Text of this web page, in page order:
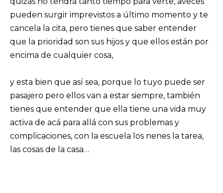
pueden surgir imprevistos a último momento y te
cancela la cita, pero tienes que saber entender
que la prioridad son sus hijos y que ellos están por
encima de cualquier cosa,
y esta bien que así sea, porque lo tuyo puede ser
pasajero pero ellos van a estar siempre, también
tienes que entender que ella tiene una vida muy
activa de acá para allá con sus problemas y
complicaciones, con la escuela los nenes la tarea,
las cosas de la casa…